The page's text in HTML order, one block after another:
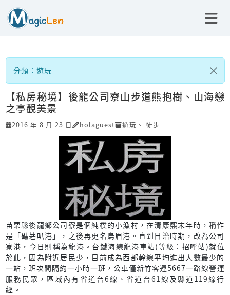
分類：遊玩
【私房秘境】後龍公司寮山步道熊抱樹、山海戀
之亭觀美景
2016 年 8 月 23 日 holaguest 遊玩 、 徒步
苗栗縣後龍鄉公司寮是個純樸的小漁村，在清康熙末年時，稱作
是「礁荖叭港」，之後再更名烏眉港。直到日治時期，改為公司
寮港，今日則稱為龍港。台鐵海線龍港車站(等級：招呼站)就位
於此，因為附近居民少，目前成為西部幹線平均進出人數最少的
一站，班次間隔約一小時一班，公車僅新竹客運5667一路線營運
服務民眾，區域內有省道台6線、省道台61線及縣道119線行
經。